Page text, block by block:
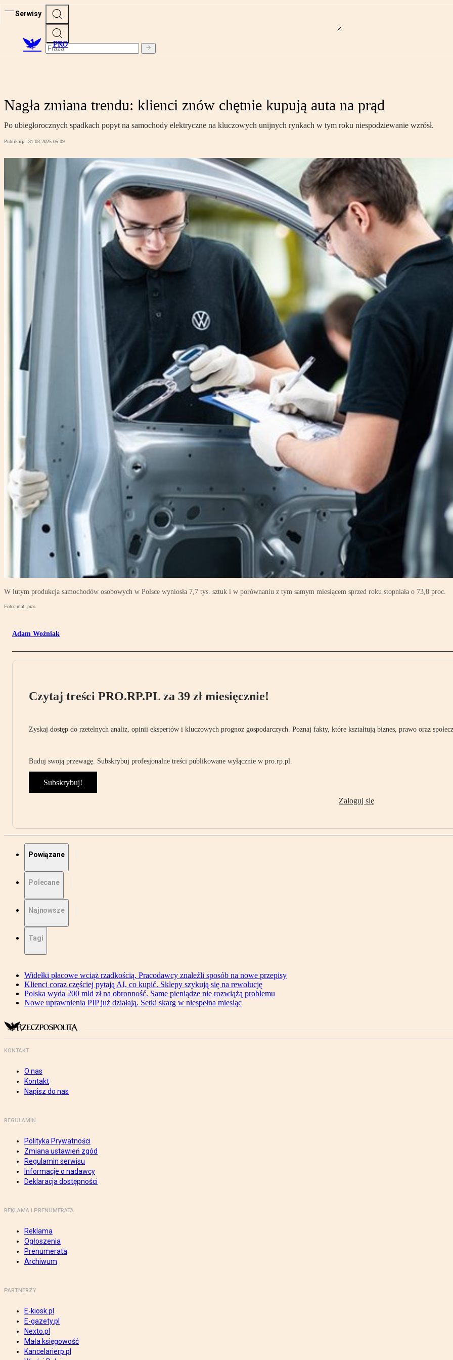
Serwisy
PRO
Nagła zmiana trendu: klienci znów chętnie kupują auta na prąd
Po ubiegłorocznych spadkach popyt na samochody elektryczne na kluczowych unijnych rynkach w tym roku niespodziewanie wzrósł.
Publikacja: 31.03.2025 05:09
W lutym produkcja samochodów osobowych w Polsce wyniosła 7,7 tys. sztuk i w porównaniu z tym samym miesiącem sprzed roku stopniała o 73,8 proc.
Foto: mat. pras.
Adam Woźniak
Czytaj treści PRO.RP.PL za 39 zł miesięcznie!
Zyskaj dostęp do rzetelnych analiz, opinii ekspertów i kluczowych prognoz gospodarczych. Poznaj fakty, które kształtują biznes, prawo oraz
Buduj swoją przewagę. Subskrybuj profesjonalne treści publikowane wyłącznie w pro.rp.pl.
Subskrybuj!
Zaloguj się
Powiązane
Polecane
Najnowsze
Tagi
Widełki płacowe wciąż rzadkością. Pracodawcy znaleźli sposób na nowe przepisy
Klienci coraz częściej pytają AI, co kupić. Sklepy szykują się na rewolucję
Polska wyda 200 mld zł na obronność. Same pieniądze nie rozwiążą problemu
Nowe uprawnienia PIP już działają. Setki skarg w niespełna miesiąc
KONTAKT
O nas
Kontakt
Napisz do nas
REGULAMIN
Polityka Prywatności
Zmiana ustawień zgód
Regulamin serwisu
Informacje o nadawcy
Deklaracja dostępności
REKLAMA I PRENUMERATA
Reklama
Ogłoszenia
Prenumerata
Archiwum
PARTNERZY
E-kiosk.pl
E-gazety.pl
Nexto.pl
Mała księgowość
Kancelarierp.pl